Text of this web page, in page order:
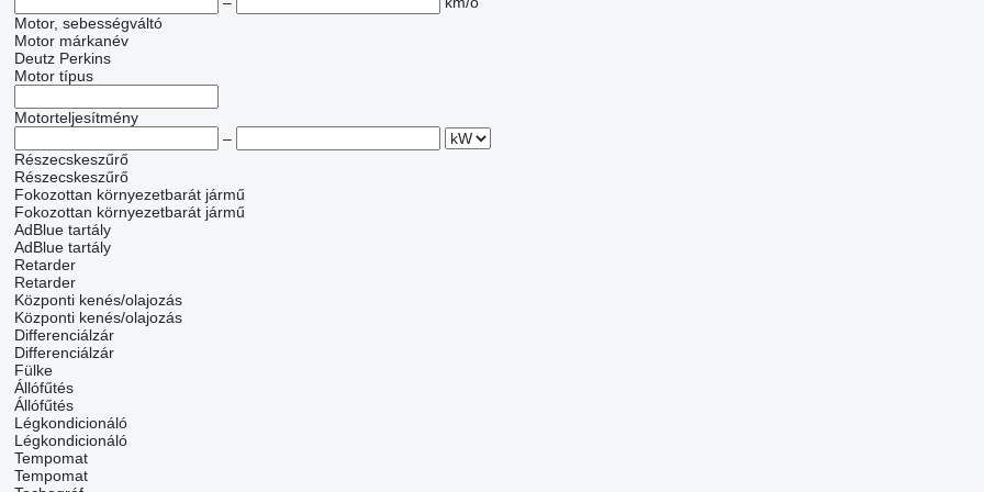
Motor, sebességváltó
Motor márkanév
Deutz Perkins
Motor típus
Motorteljesítmény
–
Részecskeszűrő
Részecskeszűrő
Fokozottan környezetbarát jármű
Fokozottan környezetbarát jármű
AdBlue tartály
AdBlue tartály
Retarder
Retarder
Központi kenés/olajozás
Központi kenés/olajozás
Differenciálzár
Differenciálzár
Fülke
Állófűtés
Állófűtés
Légkondicionáló
Légkondicionáló
Tempomat
Tempomat